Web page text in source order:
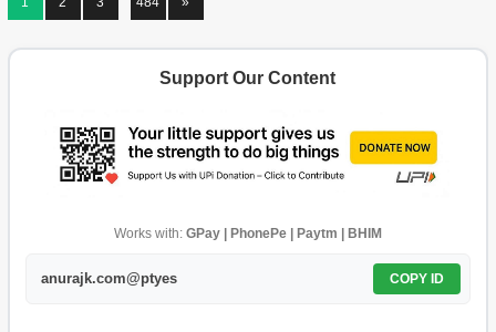
Support Our Content
Works with: GPay | PhonePe | Paytm | BHIM
anurajk.com@ptyes COPY ID